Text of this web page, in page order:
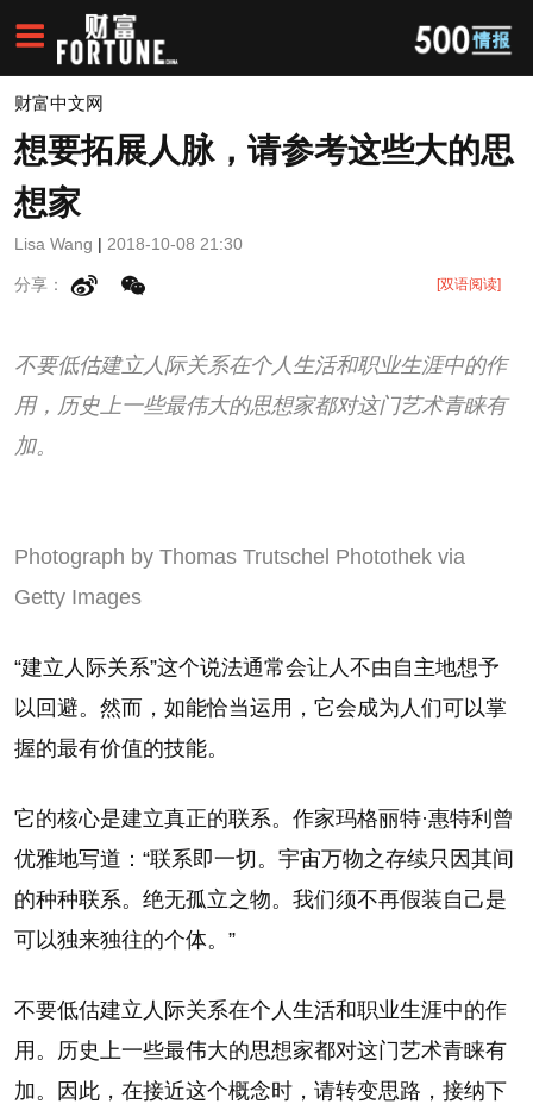
财富中文网
想要拓展人脉，请参考这些大的思
想家
Lisa Wang | 2018-10-08 21:30
分享： [双语阅读]
不要低估建立人际关系在个人生活和职业生涯中的作
用，历史上一些最伟大的思想家都对这门艺术青睐有
加。
Photograph by Thomas Trutschel Photothek via
Getty Images
“建立人际关系”这个说法通常会让人不由自主地想予
以回避。然而，如能恰当运用，它会成为人们可以掌
握的最有价值的技能。
它的核心是建立真正的联系。作家玛格丽特·惠特利曾
优雅地写道：“联系即一切。宇宙万物之存续只因其间
的种种联系。绝无孤立之物。我们须不再假装自己是
可以独来独往的个体。”
不要低估建立人际关系在个人生活和职业生涯中的作
用。历史上一些最伟大的思想家都对这门艺术青睐有
加。因此，在接近这个概念时，请转变思路，接纳下